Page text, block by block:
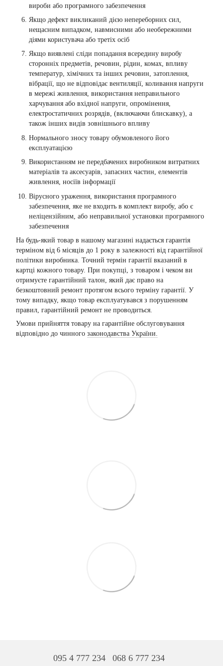
вироби або програмного забезпечення
Якщо дефект викликаний дією непереборних сил,
нещасним випадком, навмисними або необережними
діями користувача або третіх осіб
Якщо виявлені сліди попадання всередину виробу
сторонніх предметів, речовин, рідин, комах, впливу
температур, хімічних та інших речовин, затоплення,
вібрації, що не відповідає вентиляції, коливання напруги
в мережі живлення, використання неправильного
харчування або вхідної напруги, опромінення,
електростатичних розрядів, (включаючи блискавку), а
також інших видів зовнішнього впливу
Нормального зносу товару обумовленого його
експлуатацією
Використанням не передбачених виробником витратних
матеріалів та аксесуарів, запасних частин, елементів
живлення, носіїв інформації
Вірусного ураження, використання програмного
забезпечення, яке не входить в комплект виробу, або є
неліцензійним, або неправильної установки програмного
забезпечення
На будь-який товар в нашому магазині надається гарантія
терміном від 6 місяців до 1 року в залежності від гарантійної
політики виробника. Точний термін гарантії вказаний в
картці кожного товару. При покупці, з товаром і чеком ви
отримуєте гарантійний талон, який дає право на
безкоштовний ремонт протягом всього терміну гарантії. У
тому випадку, якщо товар експлуатувався з порушенням
правил, гарантійний ремонт не проводиться.
Умови прийняття товару на гарантійне обслуговування
відповідно до чинного законодавства України.
095 4 777 234 068 6 777 234